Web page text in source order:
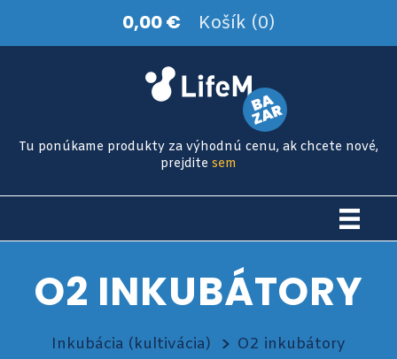
Tu ponúkame produkty za výhodnú cenu, ak chcete nové,
prejdite sem
0,00 € Košík (0)
O2 INKUBÁTORY
Inkubácia (kultivácia) O2 inkubátory